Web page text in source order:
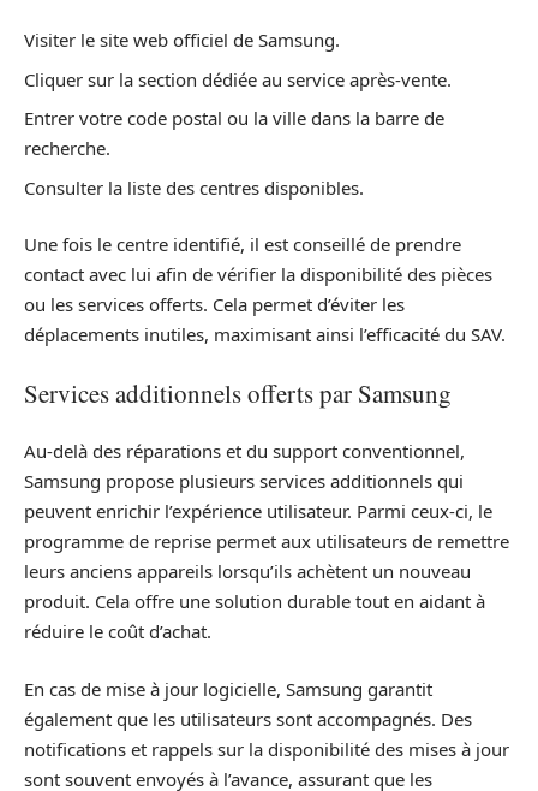
Visiter le site web officiel de Samsung.
Cliquer sur la section dédiée au service après-vente.
Entrer votre code postal ou la ville dans la barre de
recherche.
Consulter la liste des centres disponibles.
Une fois le centre identifié, il est conseillé de prendre
contact avec lui afin de vérifier la disponibilité des pièces
ou les services offerts. Cela permet d’éviter les
déplacements inutiles, maximisant ainsi l’efficacité du SAV.
Services additionnels offerts par Samsung
Au-delà des réparations et du support conventionnel,
Samsung propose plusieurs services additionnels qui
peuvent enrichir l’expérience utilisateur. Parmi ceux-ci, le
programme de reprise permet aux utilisateurs de remettre
leurs anciens appareils lorsqu’ils achètent un nouveau
produit. Cela offre une solution durable tout en aidant à
réduire le coût d’achat.
En cas de mise à jour logicielle, Samsung garantit
également que les utilisateurs sont accompagnés. Des
notifications et rappels sur la disponibilité des mises à jour
sont souvent envoyés à l’avance, assurant que les